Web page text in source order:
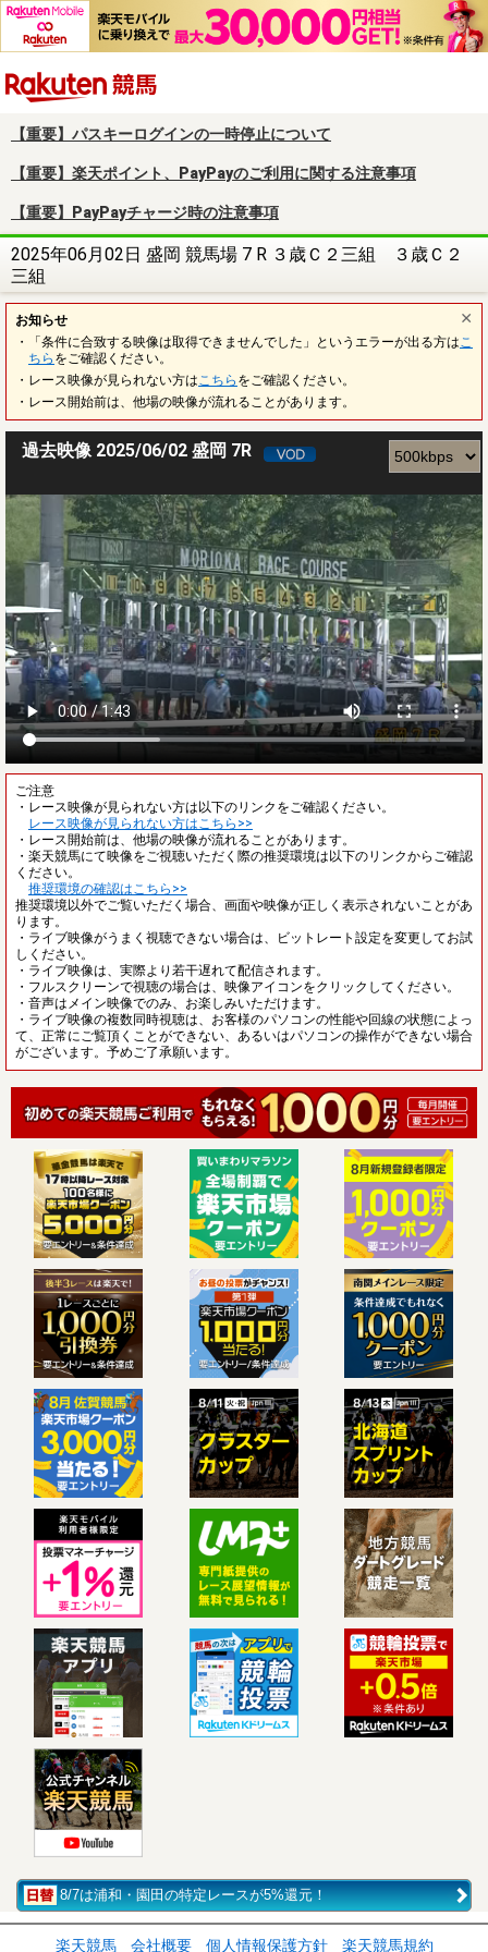
【重要】パスキーログインの一時停止について
【重要】楽天ポイント、PayPayのご利用に関する注意事項
【重要】PayPayチャージ時の注意事項
2025年06月02日 盛岡 競馬場 7 R ３歳Ｃ２三組 ３歳Ｃ２
三組
お知らせ
・「条件に合致する映像は取得できませんでした」というエラーが出る方は こ
ちら をご確認ください。
・レース映像が見られない方は こちら をご確認ください。
・レース開始前は、他場の映像が流れることがあります。
過去映像 2025/06/02 盛岡 7R
ご注意
・レース映像が見られない方は以下のリンクをご確認ください。
レース映像が見られない方はこちら>>
・レース開始前は、他場の映像が流れることがあります。
・楽天競馬にて映像をご視聴いただく際の推奨環境は以下のリンクからご確認
ください。
推奨環境の確認はこちら>>
推奨環境以外でご覧いただく場合、画面や映像が正しく表示されないことがあ
ります。
・ライブ映像がうまく視聴できない場合は、ビットレート設定を変更してお試
しください。
・ライブ映像は、実際より若干遅れて配信されます。
・フルスクリーンで視聴の場合は、映像アイコンをクリックしてください。
・音声はメイン映像でのみ、お楽しみいただけます。
・ライブ映像の複数同時視聴は、お客様のパソコンの性能や回線の状態によっ
て、正常にご覧頂くことができない、あるいはパソコンの操作ができない場合
がございます。予めご了承願います。
8/7は浦和・園田の特定レースが5%還元！
楽天競馬 会社概要 個人情報保護方針 楽天競馬規約